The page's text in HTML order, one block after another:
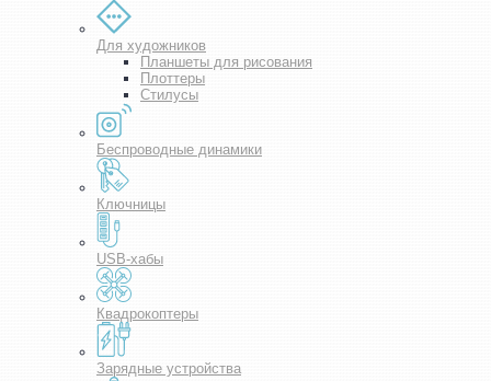
Для художников
Планшеты для рисования
Плоттеры
Стилусы
Беспроводные динамики
Ключницы
USB-хабы
Квадрокоптеры
Зарядные устройства